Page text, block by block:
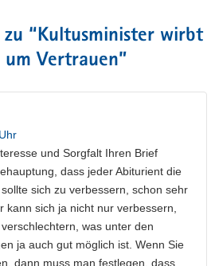
“Kultusminister wirbt
Vertrauen”
und Sorgfalt Ihren Brief
dass jeder Abiturient die
sich zu verbessern, schon sehr
kann sich ja nicht nur verbessern,
was unter den
ja auch gut möglich ist. Wenn Sie
dann muss man festlegen, dass